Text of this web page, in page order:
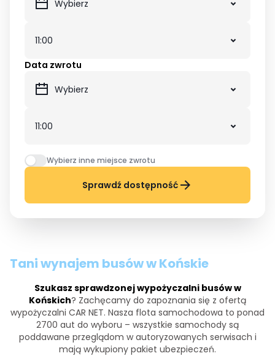
Data zwrotu
Wybierz inne miejsce zwrotu
Sprawdź dostępność
Tani wynajem busów w Końskie
Szukasz sprawdzonej wypożyczalni busów w
Końskich? Zachęcamy do zapoznania się z ofertą
wypożyczalni CAR NET. Nasza flota samochodowa to ponad
2700 aut do wyboru – wszystkie samochody są
poddawane przeglądom w autoryzowanych serwisach i
mają wykupiony pakiet ubezpieczeń.